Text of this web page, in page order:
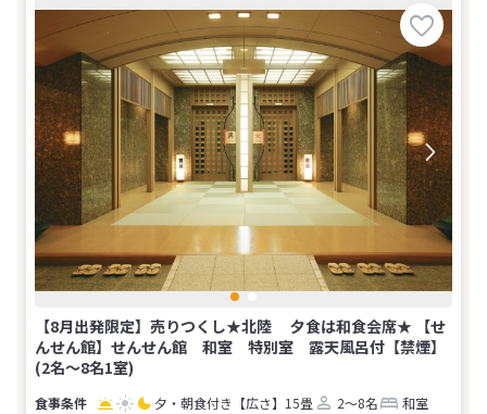
【8月出発限定】売りつくし★北陸 夕食は和食会席★ 【せ
んせん館】せんせん館 和室 特別室 露天風呂付【禁煙】
(2名～8名1室)
夕・朝食付き 【広さ】15畳 2～8名
和室